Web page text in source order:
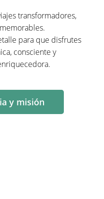
transformadores,
para que disfrutes
consciente y
y misión